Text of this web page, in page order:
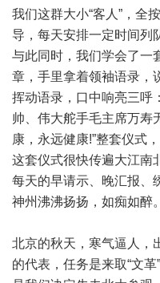
我们这群大小“客人”，全
导，每天安排一定时间列
与此同时，我们学会了
章，手里拿着领袖语录，
挥动语录，口中响亮三呼
帅、伟大舵手毛主席万寿
康，永远健康!”整套仪式
这套仪式很快传遍大江南
每天的早请示、晚汇报、
神州沸沸扬扬，如痴如醉。
北京的秋天，寒气逼人，
的代表，任务是来取“文